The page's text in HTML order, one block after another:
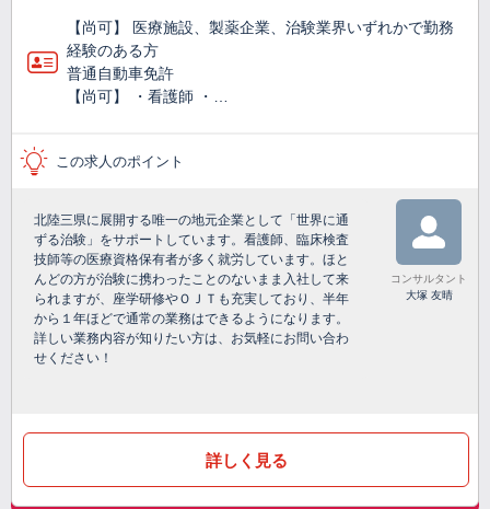
【尚可】 医療施設、製薬企業、治験業界いずれかで勤務
経験のある方
普通自動車免許
【尚可】 ・看護師 ・…
この求人のポイント
北陸三県に展開する唯一の地元企業として「世界に通
ずる治験」をサポートしています。看護師、臨床検査
技師等の医療資格保有者が多く就労しています。ほと
んどの方が治験に携わったことのないまま入社して来
られますが、座学研修やＯＪＴも充実しており、半年
から１年ほどで通常の業務はできるようになります。
詳しい業務内容が知りたい方は、お気軽にお問い合わ
せください！
コンサルタント
大塚 友晴
詳しく見る